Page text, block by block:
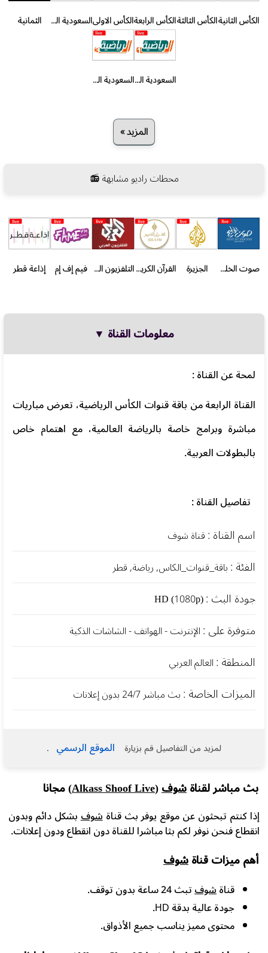
الكأس الثانيةالكأس الثالثةالكأس الرابعةالكأس الاولى السعودية الرياضية الثانية الثمانية
السعودية الرياضية الاولى السعودية الرياضية الثالثة
المزيد »
محطات راديو مشابهة 📻
صوت الخليج الجزيرة القرآن الكريم - الدوحة التلفزيون العربي فيم إف إم إذاعة قطر
معلومات القناة ▼
لمحة عن القناة :
القناة الرابعة من باقة قنوات الكأس الرياضية، تعرض مباريات
مباشرة وبرامج خاصة بالرياضة العالمية، مع اهتمام خاص
بالبطولات العربية.
تفاصيل القناة :
اسم القناة :قناة شوف
الفئة :باقة_قنوات_الكاس, رياضة, قطر
جودة البث :
متوفرة على :الإنترنت - الهواتف - الشاشات الذكية
المنطقة :العالم العربي
الميزات الخاصة :بث مباشر 24/7 بدون إعلانات
لمزيد من التفاصيل قم بزيارة الموقع الرسمي .
بث مباشر لقناةشوف(Alkass Shoof Live) مجانا
إذا كنتم تبحثون عن موقع يوفر بث قناةشوفبشكل دائم وبدون
انقطاع فنحن نوفر لكم بثا مباشرا للقناة دون انقطاع ودون إعلانات.
أهم ميزات قناةشوف
قناةشوفتبث 24 ساعة بدون توقف.
جودة عالية بدقة HD.
محتوى مميز يناسب جميع الأذواق.